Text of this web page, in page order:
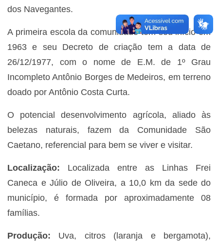
dos Navegantes.
A primeira escola da comunidade tem seu início em
1963 e seu Decreto de criação tem a data de
26/12/1977, com o nome de E.M. de 1º Grau
Incompleto Antônio Borges de Medeiros, em terreno
doado por Antônio Costa Curta.
O potencial desenvolvimento agrícola, aliado às
belezas naturais, fazem da Comunidade São
Caetano, referencial para bem se viver e visitar.
Localização: Localizada entre as Linhas Frei
Caneca e Júlio de Oliveira, a 10,0 km da sede do
município, é formada por aproximadamente 08
famílias.
Produção: Uva, citros (laranja e bergamota),